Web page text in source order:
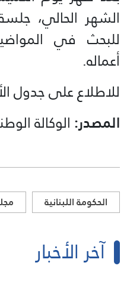
الشهر الحالي،
للبحث في
أعماله.
للاطلاع على جدول
المصدر: الوكالة
الحكومة اللبنانية
آخر الأخبار